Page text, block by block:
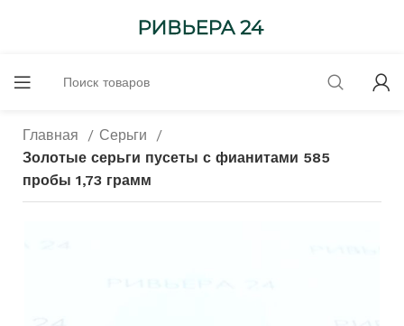
Главная
Серьги
Золотые серьги пусеты с фианитами 585
пробы 1,73 грамм